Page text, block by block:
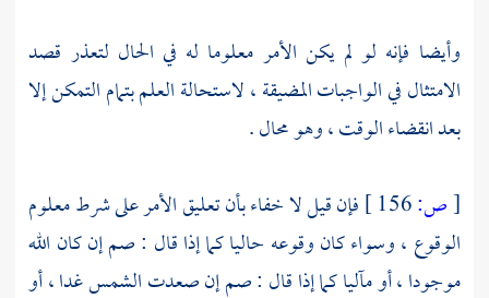
وأيضا فإنه لو لم يكن الأمر معلوما له في الحال لتعذر قصد
الامتثال في الواجبات المضيقة ، لاستحالة العلم بتمام التمكن إلا
بعد انقضاء الوقت ، وهو محال .
[ص:
فإن قيل لا خفاء بأن تعليق الأمر على شرط معلوم
الوقوع ، وسواء كان وقوعه حاليا كما إذا قال : صم إن كان الله
موجودا ، أو مآليا كما إذا قال : صم إن صعدت الشمس غدا ، أو